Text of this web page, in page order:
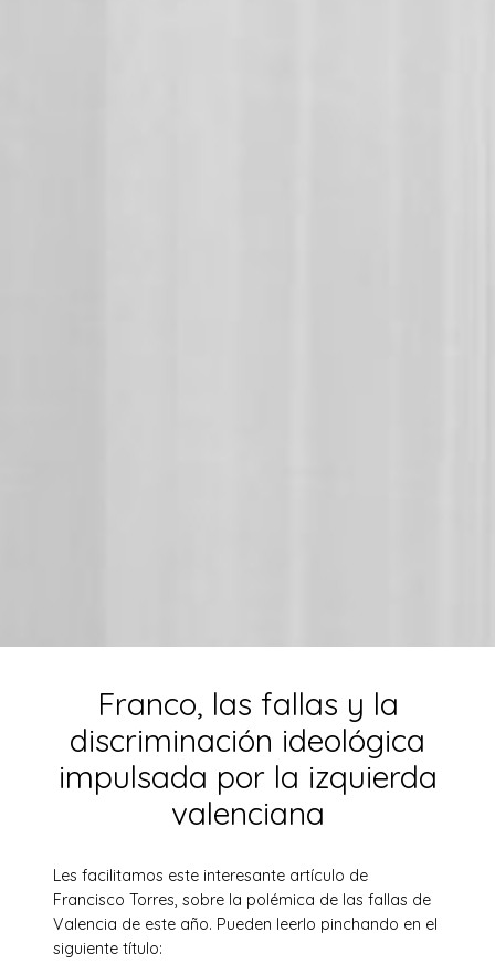
Franco, las fallas y la
discriminación ideológica
impulsada por la izquierda
valenciana
Les facilitamos este interesante artículo de
Francisco Torres, sobre la polémica de las fallas de
Valencia de este año. Pueden leerlo pinchando en el
siguiente título: